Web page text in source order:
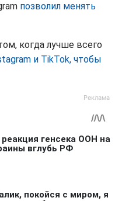
позволил менять
когда лучше всего
и TikTok, чтобы